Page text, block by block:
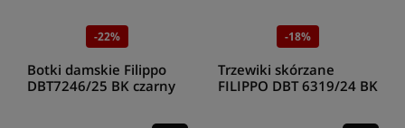
-22%
Botki damskie Filippo
DBT7246/25 BK czarny
-18%
Trzewiki skórzane
FILIPPO DBT 6319/24 BK